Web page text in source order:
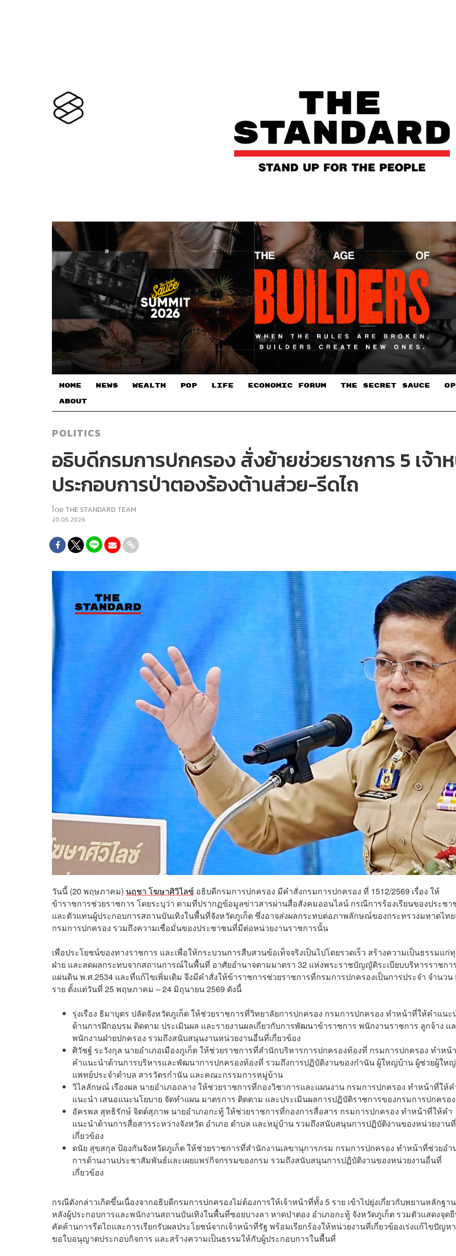
HOME NEWS WEALTH POP LIFE ECONOMIC FORUM THE SECRET SAUCE​
ABOUT
POLITICS
อธิบดีกรมการปกครอง สั่งย้ายช่วยราชการ 5 เจ้
ประกอบการป่าตองร้องต้านส่วย-รีดไถ
โดย THE STANDARD TEAM
20.05.2026
วันนี้ (20 พฤษภาคม) นฤชา โฆษาศิวิไลซ์ อธิบดีกรมการปกครอง มีคำสั่งกรมการปกครอง ที่ 1512/2569 เรื่อง ให้
ข้าราชการช่วยราชการ โดยระบุว่า ตามที่ปรากฏข้อมูลข่าวสารผ่านสื่อสังคมออนไลน์ กรณีการร้องเรียนของประชา
และตัวแทนผู้ประกอบการสถานบันเทิงในพื้นที่จังหวัดภูเก็ต ซึ่งอาจส่งผลกระทบต่อภาพลักษณ์ของกระทรวงมหาดไท
กรมการปกครอง รวมถึงความเชื่อมั่นของประชาชนที่มีต่อหน่วยงานราชการนั้น
เพื่อประโยชน์ของทางราชการ และเพื่อให้กระบวนการสืบสวนข้อเท็จจริงเป็นไปโดยรวดเร็ว สร้างความเป็นธรรมแก่
ฝ่าย และลดผลกระทบจากสถานการณ์ในพื้นที่ อาศัยอำนาจตามมาตรา 32 แห่งพระราชบัญญัติระเบียบบริหารราชกา
แผ่นดิน พ.ศ.2534 และที่แก้ไขเพิ่มเติม จึงมีคำสั่งให้ข้าราชการช่วยราชการที่กรมการปกครองเป็นการประจำ จำนวน
ราย ตั้งแต่วันที่ 25 พฤษภาคม – 24 มิถุนายน 2569 ดังนี้
รุ่งเรือง ธิมาบุตร ปลัดจังหวัดภูเก็ต ให้ช่วยราชการที่วิทยาลัยการปกครอง กรมการปกครอง ทำหน้าที่ให้คำแนะ
ด้านการฝึกอบรม ติดตาม ประเมินผล และรายงานผลเกี่ยวกับการพัฒนาข้าราชการ พนักงานราชการ ลูกจ้าง แ
พนักงานฝ่ายปกครอง รวมถึงสนับสนุนงานหน่วยงานอื่นที่เกี่ยวข้อง
ศิวัชฐ์ ระวังกุล นายอำเภอเมืองภูเก็ต ให้ช่วยราชการที่สำนักบริหารการปกครองท้องที่ กรมการปกครอง ทำหน้
คำแนะนำด้านการบริหารและพัฒนาการปกครองท้องที่ รวมถึงการปฏิบัติงานของกำนัน ผู้ใหญ่บ้าน ผู้ช่วยผู้ให
แพทย์ประจำตำบล สารวัตรกำนัน และคณะกรรมการหมู่บ้าน
วิไลลักษณ์ เรืองผล นายอำเภอถลาง ให้ช่วยราชการที่กองวิชาการและแผนงาน กรมการปกครอง ทำหน้าที่ให้
แนะนำ เสนอแนะนโยบาย จัดทำแผน มาตรการ ติดตาม และประเมินผลการปฏิบัติราชการของกรมการปกครอง
อัครพล สุทธิรักษ์ จิตต์สุภาพ นายอำเภอกะทู้ ให้ช่วยราชการที่กองการสื่อสาร กรมการปกครอง ทำหน้าที่ให้คำ
แนะนำด้านการสื่อสารระหว่างจังหวัด อำเภอ ตำบล และหมู่บ้าน รวมถึงสนับสนุนการปฏิบัติงานของหน่วยงานที่
เกี่ยวข้อง
ดนัย สุขสกุล ป้องกันจังหวัดภูเก็ต ให้ช่วยราชการที่สำนักงานเลขานุการกรม กรมการปกครอง ทำหน้าที่ช่วยอำ
การด้านงานประชาสัมพันธ์และเผยแพร่กิจกรรมของกรม รวมถึงสนับสนุนการปฏิบัติงานของหน่วยงานอื่นที่
เกี่ยวข้อง
กรณีดังกล่าวเกิดขึ้นเนื่องจากอธิบดีกรมการปกครองไม่ต้องการให้เจ้าหน้าที่ทั้ง 5 ราย เข้าไปยุ่งเกี่ยวกับพยานหลักฐาน
หลังผู้ประกอบการและพนักงานสถานบันเทิงในพื้นที่ซอยบางลา หาดป่าตอง อำเภอกะทู้ จังหวัดภูเก็ต รวมตัวแสดงจุด
คัดค้านการรีดไถและการเรียกรับผลประโยชน์จากเจ้าหน้าที่รัฐ พร้อมเรียกร้องให้หน่วยงานที่เกี่ยวข้องเร่งแก้ไขปัญห
ขอใบอนุญาตประกอบกิจการ และสร้างความเป็นธรรมให้กับผู้ประกอบการในพื้นที่